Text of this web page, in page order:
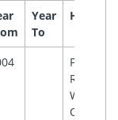
Year
To
For OEM
Radio
With Aux
Option